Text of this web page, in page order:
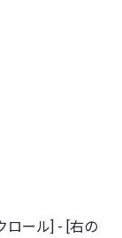
ロール] - [右の